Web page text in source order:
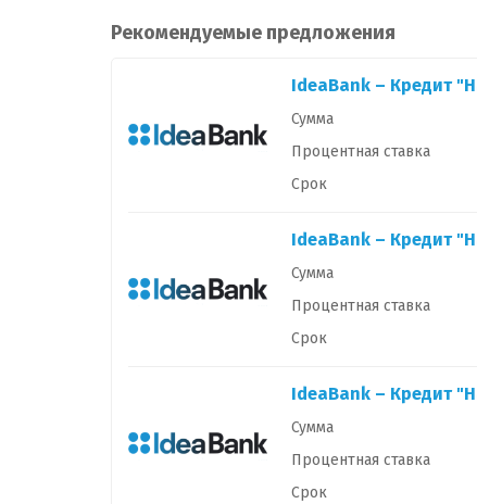
Рекомендуемые предложения
IdeaBank – Кредит
Сумма
Процентная ставка
Срок
IdeaBank – Кредит
Сумма
Процентная ставка
Срок
IdeaBank – Кредит
Сумма
Процентная ставка
Срок